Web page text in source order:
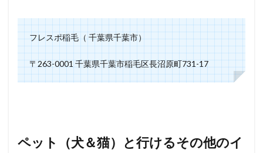
フレスポ稲毛（ 千葉県千葉市）
〒263-0001 千葉県千葉市稲毛区長沼原町731-17
ペット（犬＆猫）と行けるその他のイ